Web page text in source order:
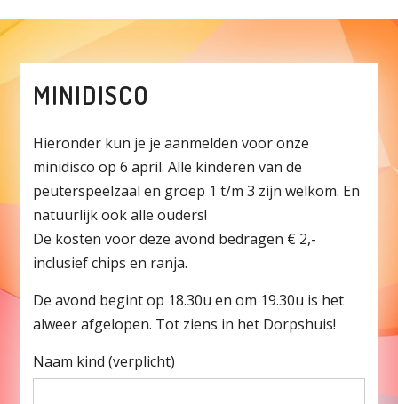
MINIDISCO
Hieronder kun je je aanmelden voor onze
minidisco op 6 april. Alle kinderen van de
peuterspeelzaal en groep 1 t/m 3 zijn welkom. En
natuurlijk ook alle ouders!
De kosten voor deze avond bedragen € 2,-
inclusief chips en ranja.
De avond begint op 18.30u en om 19.30u is het
alweer afgelopen. Tot ziens in het Dorpshuis!
Naam kind (verplicht)